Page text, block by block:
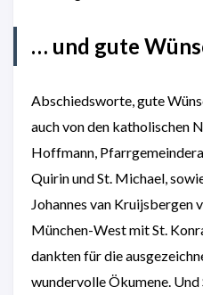
… und gute
Abschiedsworte, gute
auch von den katholischen
Hoffmann,
Quirin und St. Michael,
Johannes van Kruijsbergen
München-West mit St.
dankten für die
wundervolle Ökumene.